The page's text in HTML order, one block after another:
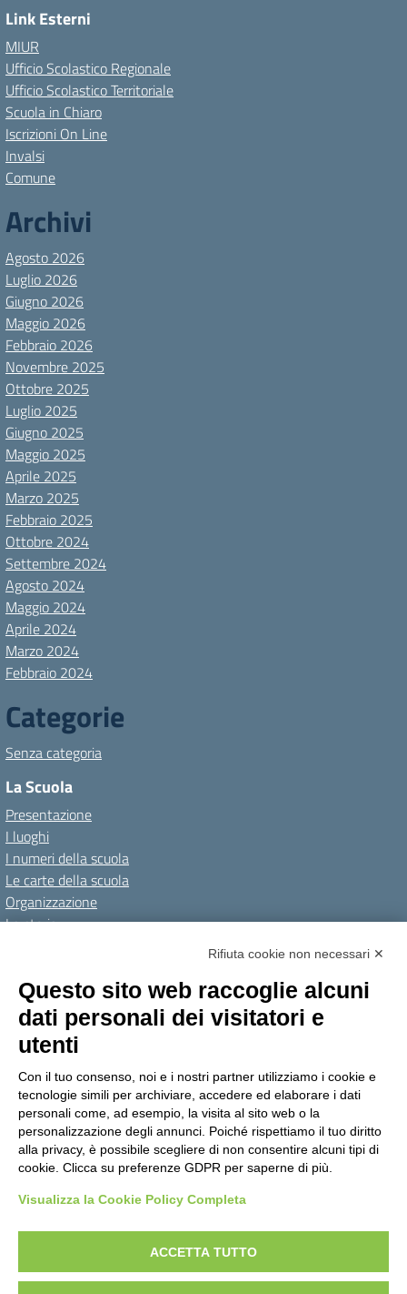
Link Esterni
MIUR
Ufficio Scolastico Regionale
Ufficio Scolastico Territoriale
Scuola in Chiaro
Iscrizioni On Line
Invalsi
Comune
Archivi
Agosto 2026
Luglio 2026
Giugno 2026
Maggio 2026
Febbraio 2026
Novembre 2025
Ottobre 2025
Luglio 2025
Giugno 2025
Maggio 2025
Aprile 2025
Marzo 2025
Febbraio 2025
Ottobre 2024
Settembre 2024
Agosto 2024
Maggio 2024
Aprile 2024
Marzo 2024
Febbraio 2024
Categorie
Senza categoria
La Scuola
Presentazione
I luoghi
I numeri della scuola
Le carte della scuola
Organizzazione
La storia
Personale scolastico
Famiglie e studenti
Percorsi di studio
Offerta formativa
I progetti delle classi
Novità
Le notizie
Amministrazione TrasparenteAlbo onlinePrivacy Policy
Dichiarazione di accessibilitàObiettivi di accessibilità
Note legali
Rifiuta cookie non necessari ✕
Questo sito web raccoglie alcuni
dati personali dei visitatori e
utenti
Con il tuo consenso, noi e i nostri partner utilizziamo i cookie e
tecnologie simili per archiviare, accedere ed elaborare i dati
personali come, ad esempio, la visita al sito web o la
personalizzazione degli annunci. Poiché rispettiamo il tuo diritto
alla privacy, è possibile scegliere di non consentire alcuni tipi di
cookie. Clicca su preferenze GDPR per saperne di più.
Visualizza la Cookie Policy Completa
ACCETTA TUTTO